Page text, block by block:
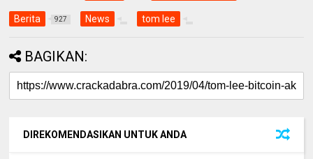
Berita 927 News tom lee
BAGIKAN:
DIREKOMENDASIKAN UNTUK ANDA